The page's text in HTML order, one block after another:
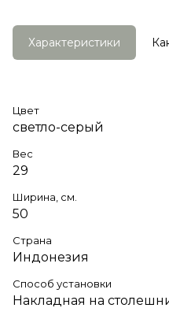
Характеристики
Цвет
светло-серый
Вес
29
Ширина, см.
50
Страна
Индонезия
Способ установки
Накладная на